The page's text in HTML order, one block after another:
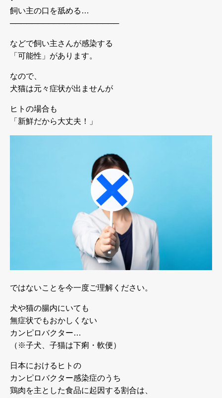
飼い主の口を舐める…
────────────────────
などで飼い主さんが感染する
「可能性」があります。
なので、
犬猫は元々症状が出ませんが
ヒトの場合も
「新鮮だから大丈夫！」
ではないことを今一度ご理解ください。
犬や猫の腸内にいても
無症状でもおかしくない
カンピロバクター…
（※子犬、子猫は下痢・軟便）
日本におけるヒトの
カンピロバクター感染症のうち
鶏肉を主とした食品に起因する割合は、